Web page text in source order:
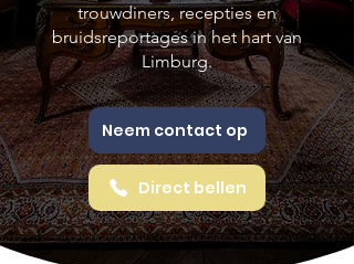
trouwdiners, recepties en
bruidsreportages in het hart van
Limburg.
Neem contact op
Direct bellen